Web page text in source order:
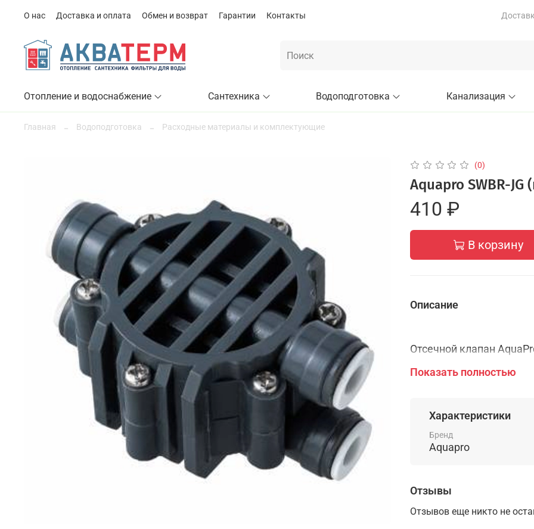
О нас Доставка и оплата Обмен и возврат Гарантии Контакты
Отопление и водоснабжение Сантехника Водоподготовка Канализация
Главная Водоподготовка Расходные материалы и комплектующие
(0)
Aquapro SWBR-JG
410 ₽
В корзину
Описание
Отсечной клапан
AquaPro.
Отсечной клапан
из корпуса, внутри
собой, и четырех
Главной задачей
Показать полностью
Характеристики
Бренд
Aquapro
Отзывы
Отзывов еще никто не